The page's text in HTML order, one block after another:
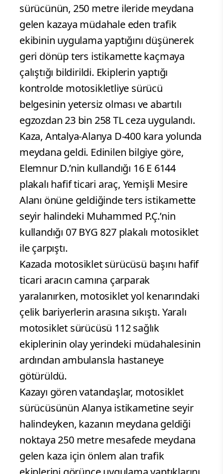
sürücünün, 250 metre ileride meydana
gelen kazaya müdahale eden trafik
ekibinin uygulama yaptığını düşünerek
geri dönüp ters istikamette kaçmaya
çalıştığı bildirildi. Ekiplerin yaptığı
kontrolde motosikletliye sürücü
belgesinin yetersiz olması ve abartılı
egzozdan 23 bin 258 TL ceza uygulandı.
Kaza, Antalya-Alanya D-400 kara yolunda
meydana geldi. Edinilen bilgiye göre,
Elemnur D.’nin kullandığı 16 E 6144
plakalı hafif ticari araç, Yemişli Mesire
Alanı önüne geldiğinde ters istikamette
seyir halindeki Muhammed P.Ç.’nin
kullandığı 07 BYG 827 plakalı motosiklet
ile çarpıştı.
Kazada motosiklet sürücüsü başını hafif
ticari aracın camına çarparak
yaralanırken, motosiklet yol kenarındaki
çelik bariyerlerin arasına sıkıştı. Yaralı
motosiklet sürücüsü 112 sağlık
ekiplerinin olay yerindeki müdahalesinin
ardından ambulansla hastaneye
götürüldü.
Kazayı gören vatandaşlar, motosiklet
sürücüsünün Alanya istikametine seyir
halindeyken, kazanın meydana geldiği
noktaya 250 metre mesafede meydana
gelen kaza için önlem alan trafik